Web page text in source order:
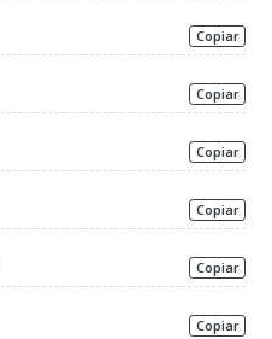
Copiar
Copiar
Copiar
Copiar
Copiar
Copiar